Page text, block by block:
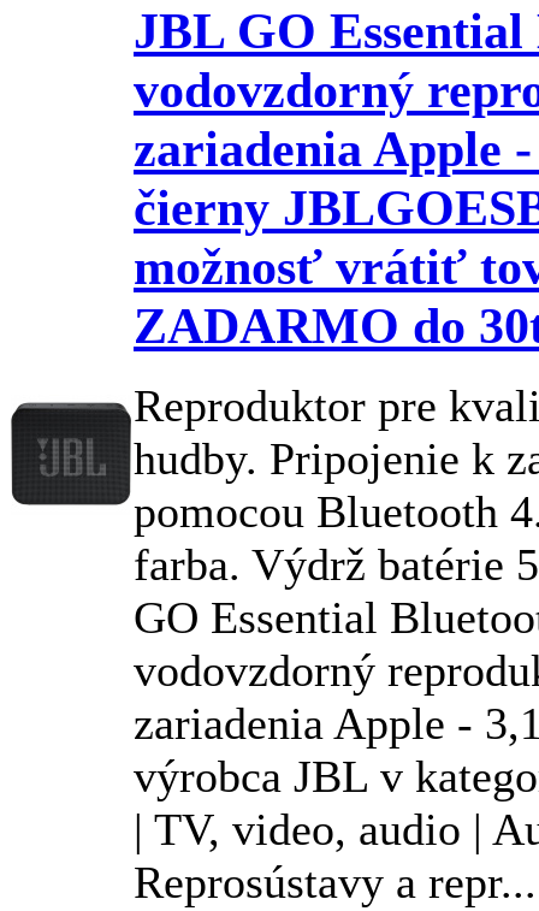
JBL GO
vodovzdorný
zariadenia Apple
čierny
možnosť vrátiť
ZADARMO do
Reproduktor pre
hudby. Pripojenie k
pomocou Bluetooth
farba. Výdrž batérie
GO Essential
vodovzdorný
zariadenia Apple -
výrobca JBL v
| TV, video, audio |
Reprosústavy a repr...